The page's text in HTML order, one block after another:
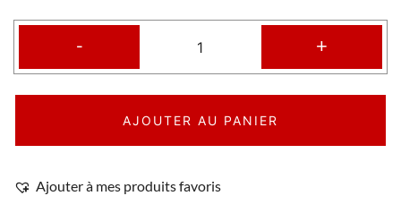
- +
AJOUTER AU PANIER
Ajouter à mes produits favoris